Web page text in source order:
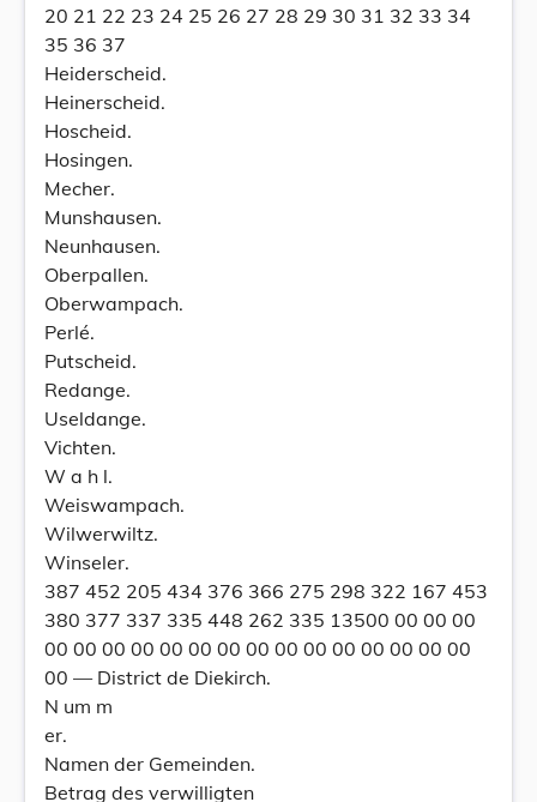
20 21 22 23 24 25 26 27 28 29 30 31 32 33 34
35 36 37
Heiderscheid.
Heinerscheid.
Hoscheid.
Hosingen.
Mecher.
Munshausen.
Neunhausen.
Oberpallen.
Oberwampach.
Perlé.
Putscheid.
Redange.
Useldange.
Vichten.
W a h l.
Weiswampach.
Wilwerwiltz.
Winseler.
387 452 205 434 376 366 275 298 322 167 453
380 377 337 335 448 262 335 13500 00 00 00
00 00 00 00 00 00 00 00 00 00 00 00 00 00 00
00 — District de Diekirch.
N um m
er.
Namen der Gemeinden.
Betrag des verwilligten